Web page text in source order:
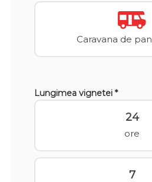
Caravana de
Lungimea vignetei *
24
ore
7